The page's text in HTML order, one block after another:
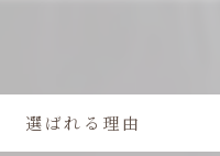
選ばれる理由